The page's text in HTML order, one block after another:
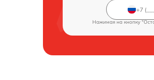
Нажимая на кнопку